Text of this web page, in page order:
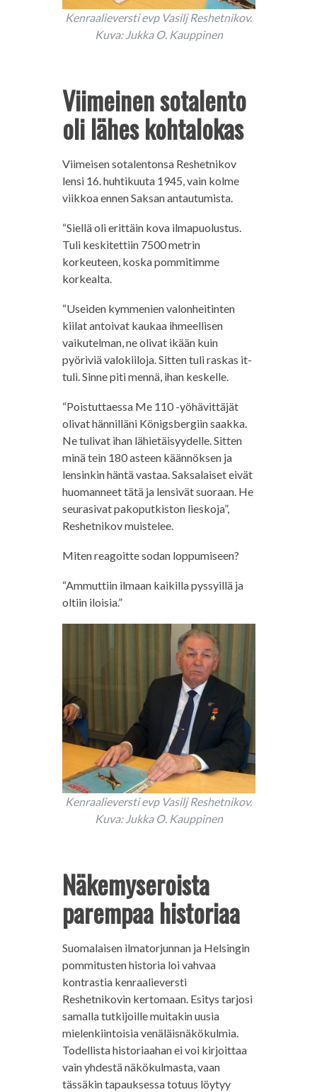
Kenraalieversti evp Vasilj Reshetnikov.
Kuva: Jukka O. Kauppinen
Viimeinen sotalento
oli lähes kohtalokas
Viimeisen sotalentonsa Reshetnikov
lensi 16. huhtikuuta 1945, vain kolme
viikkoa ennen Saksan antautumista.
“Siellä oli erittäin kova ilmapuolustus.
Tuli keskitettiin 7500 metrin
korkeuteen, koska pommitimme
korkealta.
“Useiden kymmenien valonheitinten
kiilat antoivat kaukaa ihmeellisen
vaikutelman, ne olivat ikään kuin
pyöriviä valokiiloja. Sitten tuli raskas it-
tuli. Sinne piti mennä, ihan keskelle.
“Poistuttaessa Me 110 -yöhävittäjät
olivat hännilläni Königsbergiin saakka.
Ne tulivat ihan lähietäisyydelle. Sitten
minä tein 180 asteen käännöksen ja
lensinkin häntä vastaa. Saksalaiset eivät
huomanneet tätä ja lensivät suoraan. He
seurasivat pakoputkiston lieskoja”,
Reshetnikov muistelee.
Miten reagoitte sodan loppumiseen?
“Ammuttiin ilmaan kaikilla pyssyillä ja
oltiin iloisia.”
Kenraalieversti evp Vasilj Reshetnikov.
Kuva: Jukka O. Kauppinen
Näkemyseroista
parempaa historiaa
Suomalaisen ilmatorjunnan ja Helsingin
pommitusten historia loi vahvaa
kontrastia kenraalieversti
Reshetnikovin kertomaan. Esitys tarjosi
samalla tutkijoille muitakin uusia
mielenkiintoisia venäläisnäkökulmia.
Todellista historiaahan ei voi kirjoittaa
vain yhdestä näkökulmasta, vaan
tässäkin tapauksessa totuus löytyy